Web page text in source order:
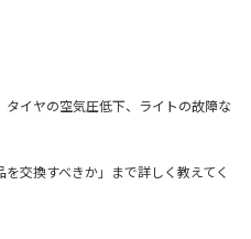
イヤの空気圧低下、ライトの故障な
交換すべきか」まで詳しく教えてく